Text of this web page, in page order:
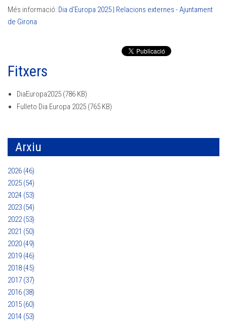
Més informació: Dia d'Europa 2025 | Relacions externes - Ajuntament
de Girona
Fitxers
DiaEuropa2025 (786 KB)
Fulleto Dia Europa 2025 (765 KB)
Arxiu
2026 (46)
2025 (54)
2024 (53)
2023 (54)
2022 (53)
2021 (50)
2020 (49)
2019 (46)
2018 (45)
2017 (37)
2016 (38)
2015 (60)
2014 (53)